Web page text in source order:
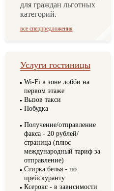
для граждан льготных
категорий.
все спецпредложения
Услуги гостиницы
Wi-Fi в зоне лобби на
первом этаже
Вызов такси
Побудка
Получение/отправление
факса - 20 рублей/
страница (плюс
международный тариф за
отправление)
Стирка белья - по
прейскуранту
Ксерокс - в зависимости